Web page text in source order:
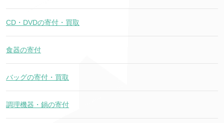
CD・DVDの寄付・買取
食器の寄付
バッグの寄付・買取
調理機器・鍋の寄付